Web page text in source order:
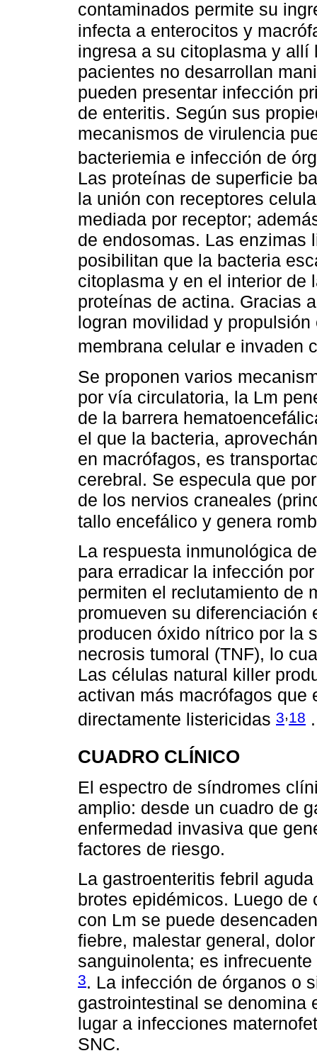
contaminados permite su
infecta a enterocitos y
ingresa a su citoplasma y
pacientes no desarrollan
pueden presentar infección
de enteritis. Según sus
mecanismos de virulencia
bacteriemia e infección de
Las proteínas de superficie
la unión con receptores
mediada por receptor;
de endosomas. Las enzimas
posibilitan que la bacteria
citoplasma y en el interior de
proteínas de actina. Gracias
logran movilidad y
membrana celular e invaden
Se proponen varios
por vía circulatoria, la Lm
de la barrera
el que la bacteria,
en macrófagos, es
cerebral. Se especula que
de los nervios craneales
tallo encefálico y genera
La respuesta inmunológica
para erradicar la infección
permiten el reclutamiento de
promueven su
producen óxido nítrico por la
necrosis tumoral (TNF), lo
Las células natural killer
activan más macrófagos que
directamente listericidas 3,18 .
CUADRO CLÍNICO
El espectro de síndromes
amplio: desde un cuadro de
enfermedad invasiva que
factores de riesgo.
La gastroenteritis febril
brotes epidémicos. Luego
con Lm se puede
fiebre, malestar general,
sanguinolenta; es
3. La infección de órganos o
gastrointestinal se denomina
lugar a infecciones
SNC.